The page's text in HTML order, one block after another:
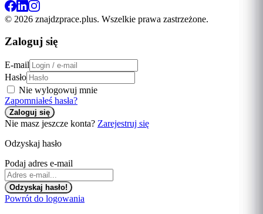
© 2026 znajdzprace.plus. Wszelkie prawa zastrzeżone.
Zaloguj się
E-mail
Hasło
Nie wylogowuj mnie
Zapomniałeś hasła?
Nie masz jeszcze konta? Zarejestruj się
Odzyskaj hasło
Podaj adres e-mail
Powrót do logowania